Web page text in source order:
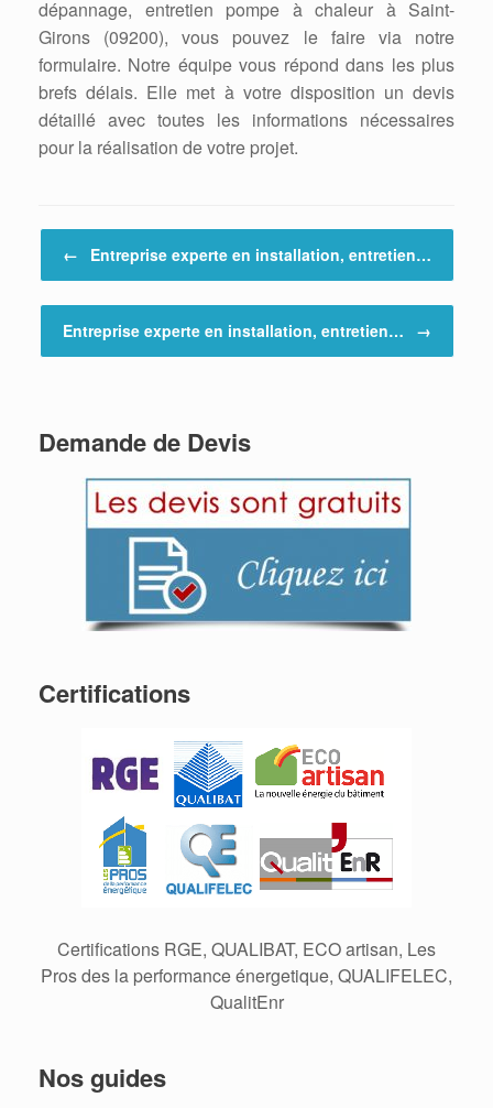
dépannage, entretien pompe à chaleur à Saint-
Girons (09200), vous pouvez le faire via notre
formulaire. Notre équipe vous répond dans les plus
brefs délais. Elle met à votre disposition un devis
détaillé avec toutes les informations nécessaires
pour la réalisation de votre projet.
← Entreprise experte en installation, entretien…
Entreprise experte en installation, entretien… →
Demande de Devis
Certifications
Certifications RGE, QUALIBAT, ECO artisan, Les
Pros des la performance énergetique, QUALIFELEC,
QualitEnr
Nos guides